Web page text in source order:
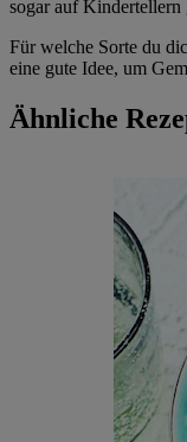
sogar auf Kindertellern
Für welche Sorte du
eine gute Idee, um
Ähnliche